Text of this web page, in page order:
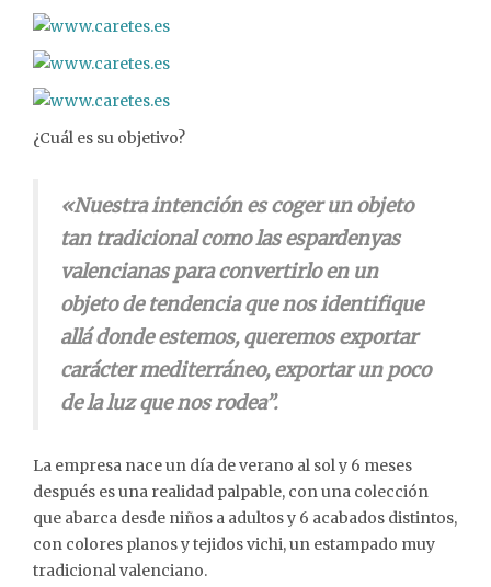
¿Cuál es su objetivo?
«Nuestra intención es coger un objeto
tan tradicional como las espardenyas
valencianas para convertirlo en un
objeto de tendencia que nos identifique
allá donde estemos, queremos exportar
carácter mediterráneo, exportar un poco
de la luz que nos rodea”.
La empresa nace un día de verano al sol y 6 meses
después es una realidad palpable, con una colección
que abarca desde niños a adultos y 6 acabados distintos,
con colores planos y tejidos vichi, un estampado muy
tradicional valenciano.